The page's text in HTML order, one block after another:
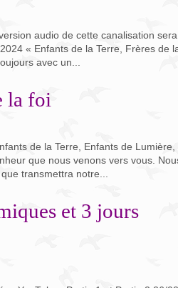
audio de cette canalisation
« Enfants de la Terre, Frères de
avec un...
la foi
de la Terre, Enfants de Lumière,
que nous venons vers vous.
transmettra notre...
et 3 jours